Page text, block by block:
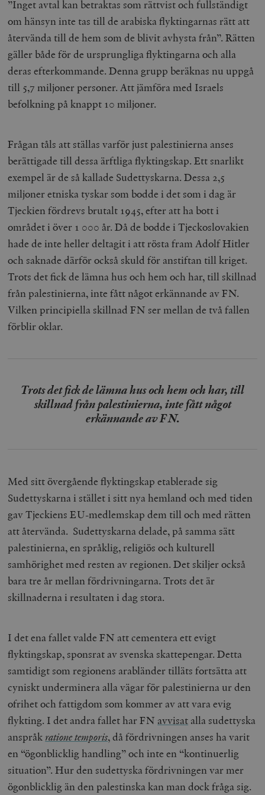
”Inget avtal kan betraktas som rättvist och fullständigt
om hänsyn inte tas till de arabiska flyktingarnas rätt att
återvända till de hem som de blivit avhysta från”. Rätten
gäller både för de ursprungliga flyktingarna och alla
deras efterkommande. Denna grupp beräknas nu uppgå
till 5,7 miljoner personer. Att jämföra med Israels
befolkning på knappt 10 miljoner.
Frågan tåls att ställas varför just palestinierna anses
berättigade till dessa ärftliga flyktingskap. Ett snarlikt
exempel är de så kallade Sudettyskarna. Dessa 2,5
miljoner etniska tyskar som bodde i det som i dag är
Tjeckien fördrevs brutalt 1945, efter att ha bott i
området i över 1 000 år. Då de bodde i Tjeckoslovakien
hade de inte heller deltagit i att rösta fram Adolf Hitler
och saknade därför också skuld för anstiftan till kriget.
Trots det fick de lämna hus och hem och har, till skillnad
från palestinierna, inte fått något erkännande av FN.
Vilken principiella skillnad FN ser mellan de två fallen
förblir oklar.
Trots det fick de lämna hus och hem och har, till
skillnad från palestinierna, inte fått något
erkännande av FN.
Med sitt övergående flyktingskap etablerade sig
Sudettyskarna i stället i sitt nya hemland och med tiden
gav Tjeckiens EU-medlemskap dem till och med rätten
att återvända. Sudettyskarna delade, på samma sätt
palestinierna, en språklig, religiös och kulturell
samhörighet med resten av regionen. Det skiljer också
bara tre år mellan fördrivningarna. Trots det är
skillnaderna i resultaten i dag stora.
I det ena fallet valde FN att cementera ett evigt
flyktingskap, sponsrat av svenska skattepengar. Detta
samtidigt som regionens arabländer tilläts fortsätta att
cyniskt underminera alla vägar för palestinierna ur den
ofrihet och fattigdom som kommer av att vara evig
flykting. I det andra fallet har FN avvisat alla sudettyska
anspråk ratione temporis, då fördrivningen anses ha varit
en “ögonblicklig handling” och inte en “kontinuerlig
situation”. Hur den sudettyska fördrivningen var mer
ögonblicklig än den palestinska kan man dock fråga sig.